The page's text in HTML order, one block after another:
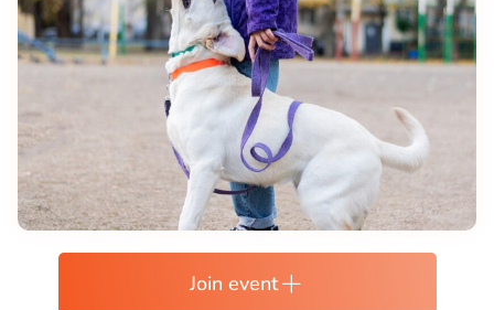
Join event